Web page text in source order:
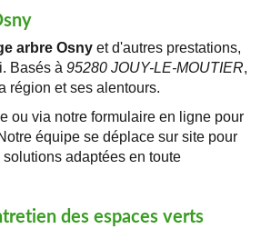
arbre Osny et d'autres prestations,
Basés à95280 JOUY-LE-MOUTIER,
région et ses alentours.
ou via notre formulaire en ligne pour
équipe se déplace sur site pour
adaptées en toute
des espaces verts